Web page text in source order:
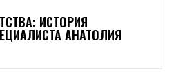
ИСТОРИЯ
АНАТОЛИЯ